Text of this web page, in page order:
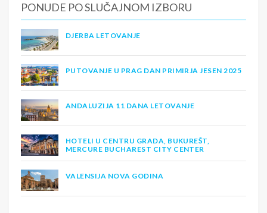
PONUDE PO SLUČAJNOM IZBORU
DJERBA LETOVANJE
PUTOVANJE U PRAG DAN PRIMIRJA JESEN 2025
ANDALUZIJA 11 DANA LETOVANJE
HOTELI U CENTRU GRADA, BUKUREŠT,
MERCURE BUCHAREST CITY CENTER
VALENSIJA NOVA GODINA